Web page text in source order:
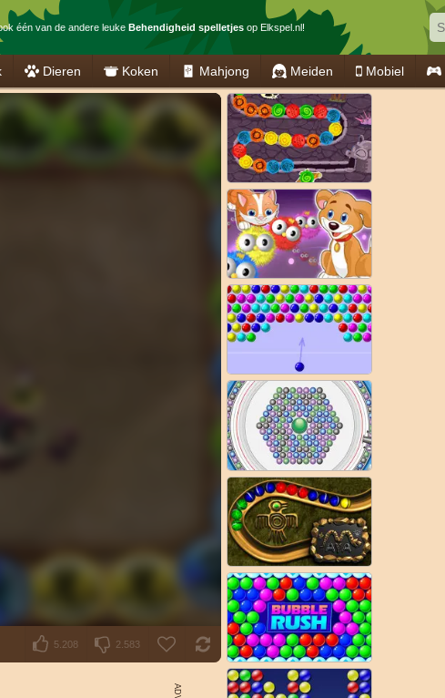
ook één van de andere leuke Behendigheid spelletjes op Elkspel.nl!
Dieren Koken Mahjong Meiden Mobiel
5.208 2.583